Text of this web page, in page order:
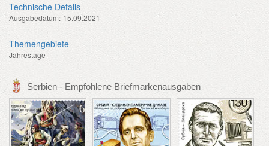
Technische Details
Ausgabedatum: 15.09.2021
Themengebiete
Jahrestage
Serbien - Empfohlene Briefmarkenausgaben